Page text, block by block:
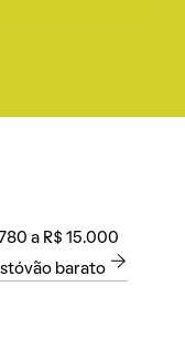
a R$ 15.000
barato